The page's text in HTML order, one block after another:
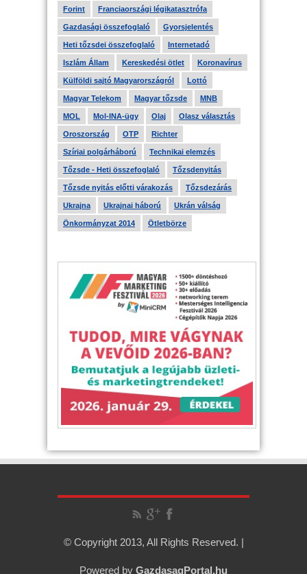
Forint Franciaországi légikatasztrófa
Gazdasági összefoglaló Gyorsjelentés
Heti tőzsdei összefoglaló Internetadó
Iszlám Állam Kereskedési ötlet Koronavírus
Külföldi sajtó Magyarországról Lottó
Magyar Telekom Magyar tőzsde MNB
MOL Mol-INA-ügy Olaj Olasz választás
Oroszország OTP Richter
Szíriai polgárháború Technikai elemzés
Tőzsde - Heti összefoglaló Tőzsdenyitás
Tőzsde nyitás előtti várakozás Tőzsdezárás
Ukrajna Ukrajnai háború Ukrán válság
Önkormányzat 2014 Ötletbörze
© Copyright 2013, All Rights Reserved. |
Powered by GazdasagPortal.hu